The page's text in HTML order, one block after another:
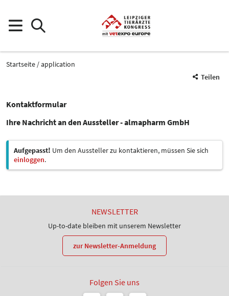
Startseite
application
Teilen
Kontaktformular
Ihre Nachricht an den Aussteller - almapharm GmbH
Aufgepasst! Um den Aussteller zu kontaktieren, müssen Sie sich
einloggen.
NEWSLETTER
Up-to-date bleiben mit unserem Newsletter
zur Newsletter-Anmeldung
Folgen Sie uns